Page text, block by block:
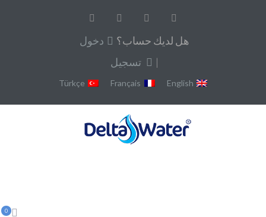
هل لديك حساب؟
دخول
|
تسجيل
English
Français
Türkçe
0